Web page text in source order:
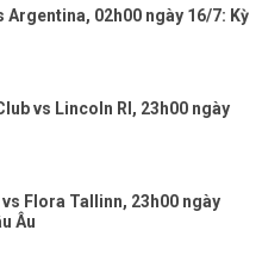
Argentina, 02h00 ngày 16/7: Kỳ
vs Lincoln RI, 23h00 ngày
Flora Tallinn, 23h00 ngày
Âu